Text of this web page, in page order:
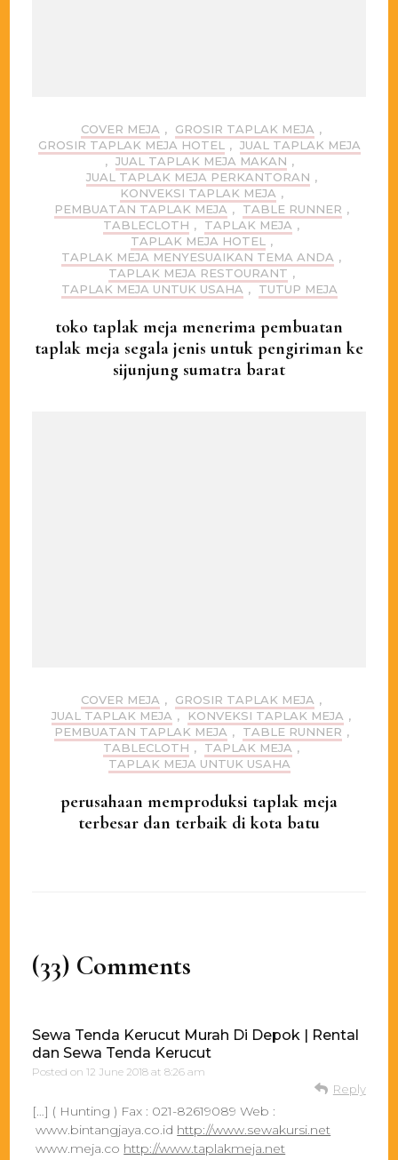
COVER MEJA , GROSIR TAPLAK MEJA ,
GROSIR TAPLAK MEJA HOTEL
, JUAL TAPLAK MEJA
, JUAL TAPLAK MEJA MAKAN ,
JUAL TAPLAK MEJA PERKANTORAN ,
KONVEKSI TAPLAK MEJA ,
PEMBUATAN TAPLAK MEJA , TABLE RUNNER ,
TABLECLOTH , TAPLAK MEJA ,
TAPLAK MEJA HOTEL
,
TAPLAK MEJA MENYESUAIKAN TEMA ANDA ,
TAPLAK MEJA RESTOURANT ,
TAPLAK MEJA UNTUK USAHA , TUTUP MEJA
toko taplak meja menerima pembuatan
taplak meja segala jenis untuk pengiriman ke
sijunjung sumatra barat
COVER MEJA , GROSIR TAPLAK MEJA ,
JUAL TAPLAK MEJA , KONVEKSI TAPLAK MEJA ,
PEMBUATAN TAPLAK MEJA , TABLE RUNNER ,
TABLECLOTH , TAPLAK MEJA ,
TAPLAK MEJA UNTUK USAHA
perusahaan memproduksi taplak meja
terbesar dan terbaik di kota batu
(33) Comments
Sewa Tenda Kerucut Murah Di Depok | Rental
dan Sewa Tenda Kerucut
Posted on12 June 2018 at 8:26 am
Reply
[…] ( Hunting ) Fax : 021-82619089 Web :
www.bintangjaya.co.id http://www.sewakursi.net
www.meja.co http://www.taplakmeja.net